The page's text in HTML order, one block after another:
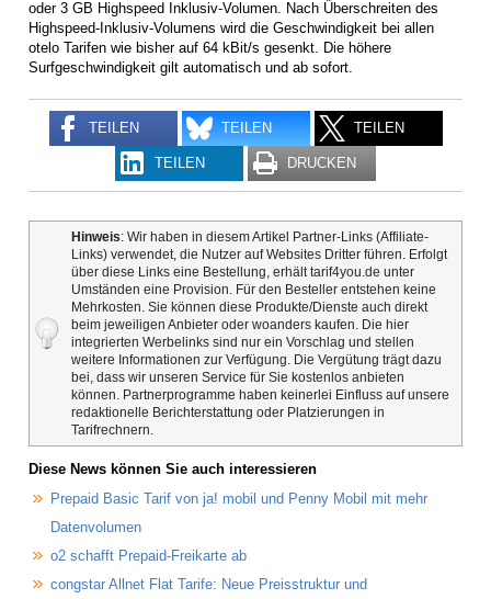
oder 3 GB Highspeed Inklusiv-Volumen. Nach Überschreiten des
Highspeed-Inklusiv-Volumens wird die Geschwindigkeit bei allen
otelo Tarifen wie bisher auf 64 kBit/s gesenkt. Die höhere
Surfgeschwindigkeit gilt automatisch und ab sofort.
TEILEN TEILEN TEILEN
TEILEN DRUCKEN
Hinweis: Wir haben in diesem Artikel Partner-Links (Affiliate-
Links) verwendet, die Nutzer auf Websites Dritter führen. Erfolgt
über diese Links eine Bestellung, erhält tarif4you.de unter
Umständen eine Provision. Für den Besteller entstehen keine
Mehrkosten. Sie können diese Produkte/Dienste auch direkt
beim jeweiligen Anbieter oder woanders kaufen. Die hier
integrierten Werbelinks sind nur ein Vorschlag und stellen
weitere Informationen zur Verfügung. Die Vergütung trägt dazu
bei, dass wir unseren Service für Sie kostenlos anbieten
können. Partnerprogramme haben keinerlei Einfluss auf unsere
redaktionelle Berichterstattung oder Platzierungen in
Tarifrechnern.
Diese News können Sie auch interessieren
Prepaid Basic Tarif von ja! mobil und Penny Mobil mit mehr
Datenvolumen
o2 schafft Prepaid-Freikarte ab
congstar Allnet Flat Tarife: Neue Preisstruktur und